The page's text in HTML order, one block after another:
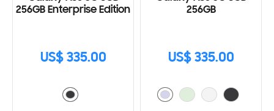
256GB Enterprise Edition
US$ 335.00
256GB
US$ 335.00